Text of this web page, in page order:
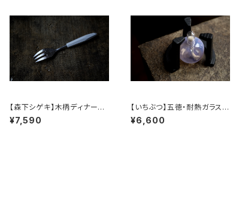
【森下シゲキ】木柄ディナーフ
ォーク /【Shigeki Morishit
a】wooden-handle dinner
¥7,590
【いちぶつ】五徳・耐熱ガラスア
ルコールランプ 一式 /【 ichib
utu 】Trivet & Heat-resist
¥6,600